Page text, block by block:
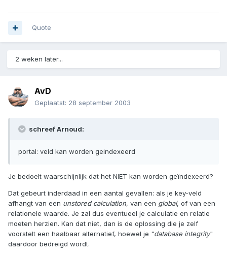
Quote
2 weken later...
AvD
Geplaatst: 28 september 2003
schreef Arnoud:
portal: veld kan worden geindexeerd
Je bedoelt waarschijnlijk dat het NIET kan worden geïndexeerd?
Dat gebeurt inderdaad in een aantal gevallen: als je key-veld
afhangt van een unstored calculation, van een global, of van een
relationele waarde. Je zal dus eventueel je calculatie en relatie
moeten herzien. Kan dat niet, dan is de oplossing die je zelf
voorstelt een haalbaar alternatief, hoewel je "database integrity"
daardoor bedreigd wordt.